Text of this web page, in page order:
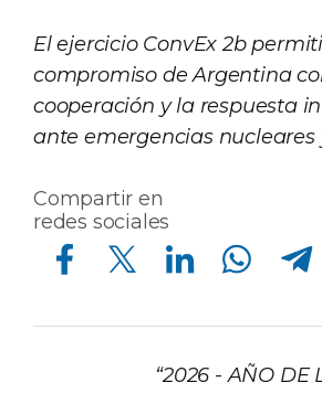
El ejercicio ConvEx 2b
compromiso de Argentina
cooperación y la respuesta
ante emergencias nucleares
Compartir en
redes sociales
Compartir en Facebook Compartir en Twitter Compartir en Linkedin Compartir en Whatsapp Compartir en Telegram
“2026 - AÑO DE